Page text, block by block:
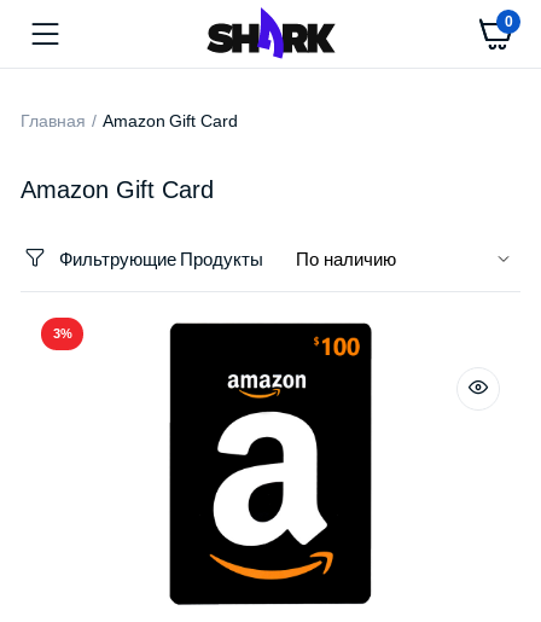
0
Главная Amazon Gift Card
Amazon Gift Card
Фильтрующие Продукты
3%